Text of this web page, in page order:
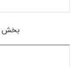
بخش ۳ – نحوه رسم خطوط ترند